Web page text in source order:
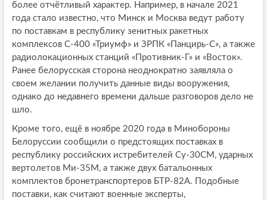
более отчётливый характер. Например, в начале 2021
года стало известно, что Минск и Москва ведут работу
по поставкам в республику зенитных ракетных
комплексов С-400 «Триумф» и ЗРПК «Панцирь-С», а также
радиолокационных станций «Противник-Г» и «Восток».
Ранее белорусская сторона неоднократно заявляла о
своем желании получить данные виды вооружения,
однако до недавнего времени дальше разговоров дело не
шло.
Кроме того, ещё в ноябре 2020 года в Минобороны
Белоруссии сообщили о предстоящих поставках в
республику российских истребителей Су-30СМ, ударных
вертолетов Ми-35М, а также двух батальонных
комплектов бронетранспортеров БТР-82А. Подобные
поставки, как считают военные эксперты,